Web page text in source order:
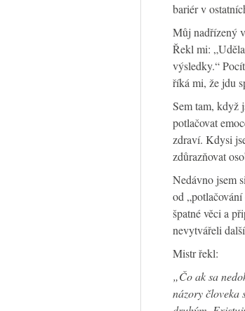
bariér v
Můj nadřízený
Řekl mi:
výsledky.“
říká mi, že jdu
Sem tam, když
potlačovat
zdraví. Kdysi
zdůrazňovat
Nedávno jsem
od
špatné věci a
nevytvářeli
Mistr řekl:
„Čo ak sa
názory človeka